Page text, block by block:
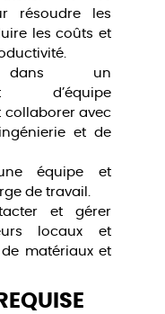
résoudre les
les coûts et
dans un
d’équipe
collaborer avec
et de
équipe et
de travail.
et gérer
locaux et
matériaux et